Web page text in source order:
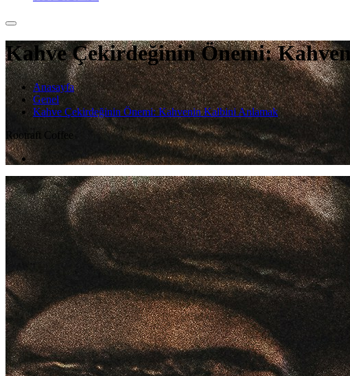
Kahve Çekirdeğinin Önemi:
Anasayfa
Genel
Kahve Çekirdeğinin Önemi: Kahvenin Kalbini Anlamak
Rootraft Coffee